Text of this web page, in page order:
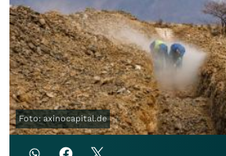
Foto: axinocapital.de